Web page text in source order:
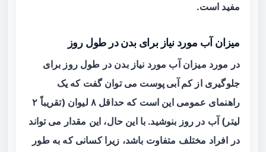
مفید است.
میزان آب مورد نیاز برای بدن در طول روز
در مورد میزان آب مورد نیاز بدن در طول روز برای
جلوگیری ازکم آبی پوست می توان گفت که یک
راهنمای عمومی این است که حداقل ۸ لیوان (تقریباً ۲
لیتر) آب در روز بنوشید. با این حال، این مقدار می‌ تواند
در افراد مختلف متفاوت باشد، زیرا کسانی که به طور